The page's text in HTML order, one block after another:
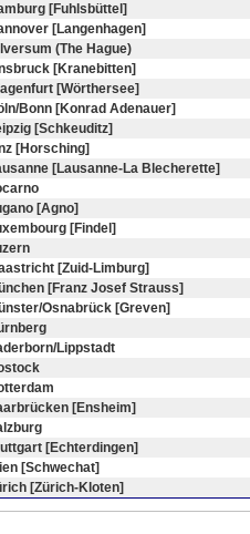
[Fuhlsbüttel]
[Langenhagen]
(The Hague)
[Kranebitten]
[Wörthersee]
Bonn [Konrad Adenauer]
[Schkeuditz]
[Horsching]
[Lausanne-La Blecherette]
[Agno]
[Findel]
[Zuid-Limburg]
[Franz Josef Strauss]
Osnabrück [Greven]
Lippstadt
[Ensheim]
[Echterdingen]
[Schwechat]
[Zürich-Kloten]